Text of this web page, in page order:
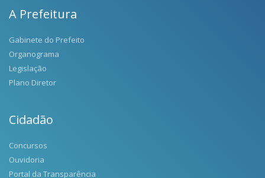
A Prefeitura
Gabinete do Prefeito
Organograma
Legislação
Plano Diretor
Cidadão
Concursos
Ouvidoria
Portal da Transparência